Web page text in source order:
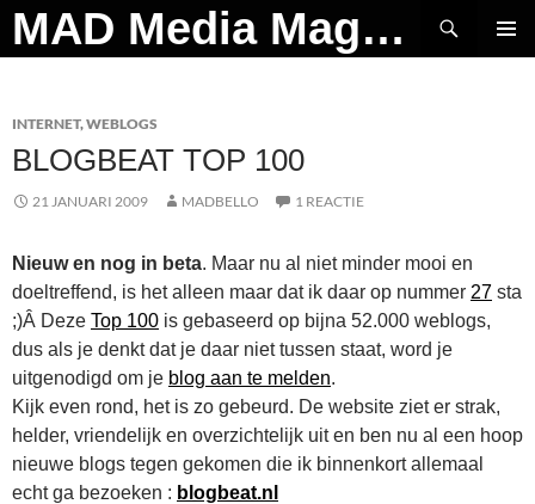
Ga
naar
MAD Media Magazine
Zoeken
INTERNET,WEBLOGS
BLOGBEAT TOP 100
21 JANUARI 2009 MADBELLO 1 REACTIE
Nieuw en nog in beta. Maar nu al niet minder mooi en
doeltreffend, is het alleen maar dat ik daar op nummer 27 sta
;)Â Deze Top 100 is gebaseerd op bijna 52.000 weblogs,
dus als je denkt dat je daar niet tussen staat, word je
uitgenodigd om je blog aan te melden.
Kijk even rond, het is zo gebeurd. De website ziet er strak,
helder, vriendelijk en overzichtelijk uit en ben nu al een hoop
nieuwe blogs tegen gekomen die ik binnenkort allemaal
echt ga bezoeken : blogbeat.nl